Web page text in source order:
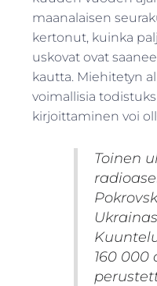
maanalaisen
kertonut, kuinka
uskovat ovat
kautta. Miehitetyn
voimallisia
kirjoittaminen voi
Toinen
160 000